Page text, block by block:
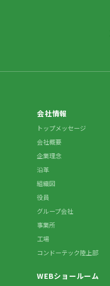
会社情報
トップメッセージ
会社概要
企業理念
沿革
組織図
役員
グループ会社
事業所
工場
コンドーテック陸上部
WEBショールーム